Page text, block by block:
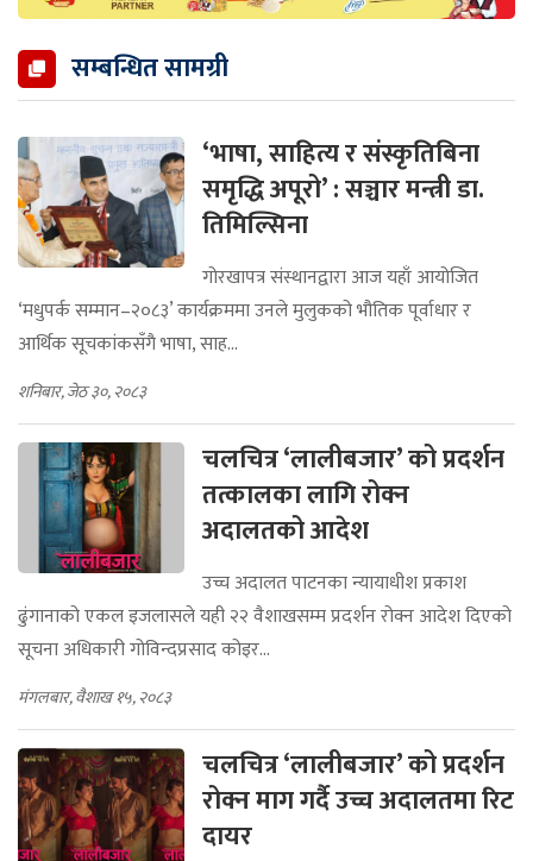
सम्बन्धित सामग्री
‘भाषा, साहित्य र संस्कृतिबिना
समृद्धि अपूरो’ : सञ्चार मन्त्री डा.
तिमिल्सिना
गोरखापत्र संस्थानद्वारा आज यहाँ आयोजित
‘मधुपर्क सम्मान–२०८३’ कार्यक्रममा उनले मुलुकको भौतिक पूर्वाधार र
आर्थिक सूचकांकसँगै भाषा, साह...
शनिबार, जेठ ३०, २०८३
चलचित्र ‘लालीबजार’ को प्रदर्शन
तत्कालका लागि रोक्न
अदालतको आदेश
उच्च अदालत पाटनका न्यायाधीश प्रकाश
ढुंगानाको एकल इजलासले यही २२ वैशाखसम्म प्रदर्शन रोक्न आदेश दिएको
सूचना अधिकारी गोविन्दप्रसाद कोइर...
मंगलबार, वैशाख १५, २०८३
चलचित्र ‘लालीबजार’ को प्रदर्शन
रोक्न माग गर्दै उच्च अदालतमा रिट
दायर